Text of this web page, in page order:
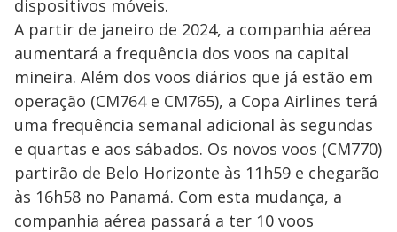
dispositivos móveis.
A partir de janeiro de 2024, a companhia aérea
aumentará a frequência dos voos na capital
mineira. Além dos voos diários que já estão em
operação (CM764 e CM765), a Copa Airlines terá
uma frequência semanal adicional às segundas
e quartas e aos sábados. Os novos voos (CM770)
partirão de Belo Horizonte às 11h59 e chegarão
às 16h58 no Panamá. Com esta mudança, a
companhia aérea passará a ter 10 voos